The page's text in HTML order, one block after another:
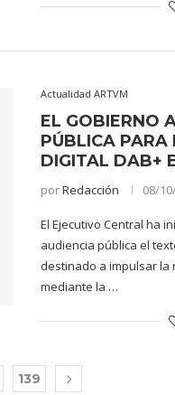
Actualidad ARTVM
EL GOBIERNO
PÚBLICA PARA
DIGITAL DAB+
porRedacción 08/
El Ejecutivo Central ha
audiencia pública el
destinado a impulsar la
mediante la …
139